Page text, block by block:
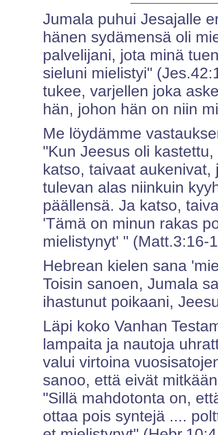
Jumala puhui Jesajalle
hänen sydämensä oli
palvelijani, jota minä
sieluni mielistyi"
tukee, varjellen joka
hän, johon hän on niin
Me löydämme
"Kun Jeesus oli
katso, taivaat
tulevan alas niinkuin
päällensä. Ja katso,
'Tämä on minun rakas
mielistynyt' " (Matt.3:16-
Hebrean kielen sana
Toisin sanoen, Jumala
ihastunut poikaani,
Läpi koko Vanhan
lampaita ja nautoja
valui virtoina
sanoo, että eivät
"Sillä mahdotonta on,
ottaa pois syntejä ....